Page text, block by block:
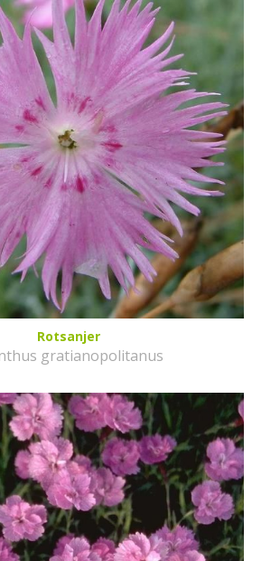
Rotsanjer
gratianopolitanus